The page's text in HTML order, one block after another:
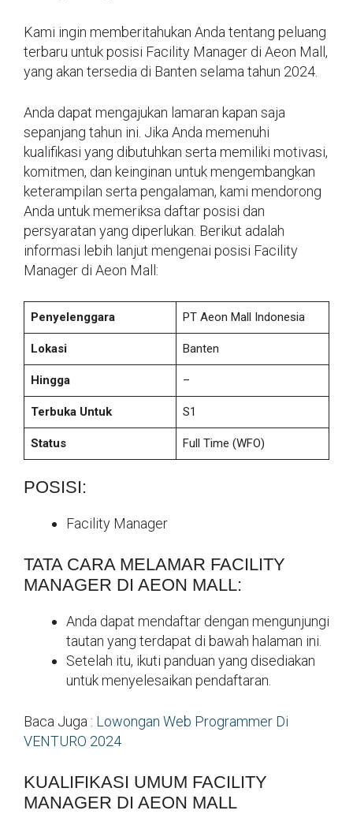
Kami ingin memberitahukan Anda tentang peluang
terbaru untuk posisi Facility Manager di Aeon Mall,
yang akan tersedia di Banten selama tahun 2024.
Anda dapat mengajukan lamaran kapan saja
sepanjang tahun ini. Jika Anda memenuhi
kualifikasi yang dibutuhkan serta memiliki motivasi,
komitmen, dan keinginan untuk mengembangkan
keterampilan serta pengalaman, kami mendorong
Anda untuk memeriksa daftar posisi dan
persyaratan yang diperlukan. Berikut adalah
informasi lebih lanjut mengenai posisi Facility
Manager di Aeon Mall:
Penyelenggara PT Aeon Mall Indonesia
Lokasi Banten
Hingga –
Terbuka Untuk S1
Status Full Time (WFO)
POSISI:
Facility Manager
TATA CARA MELAMAR FACILITY
MANAGER DI AEON MALL:
Anda dapat mendaftar dengan mengunjungi
tautan yang terdapat di bawah halaman ini.
Setelah itu, ikuti panduan yang disediakan
untuk menyelesaikan pendaftaran.
Baca Juga : Lowongan Web Programmer Di
VENTURO 2024
KUALIFIKASI UMUM FACILITY
MANAGER DI AEON MALL